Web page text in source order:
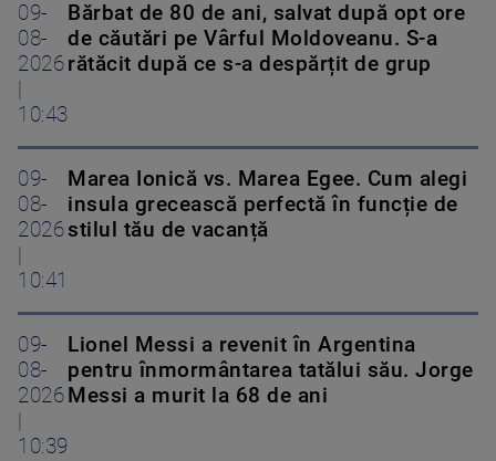
09-
08-
2026
10:43
Bărbat de 80 de ani, salvat după opt ore
de căutări pe Vârful Moldoveanu. S-a
rătăcit după ce s-a despărțit de grup
09-
08-
2026
10:41
Marea Ionică vs. Marea Egee. Cum alegi
insula grecească perfectă în funcție de
stilul tău de vacanță
09-
08-
2026
10:39
Lionel Messi a revenit în Argentina
pentru înmormântarea tatălui său. Jorge
Messi a murit la 68 de ani